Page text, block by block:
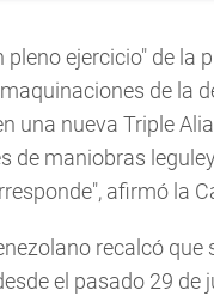
pleno ejercicio" de
de la
una nueva Triple
de maniobras
afirmó la
recalcó
el pasado 29 de